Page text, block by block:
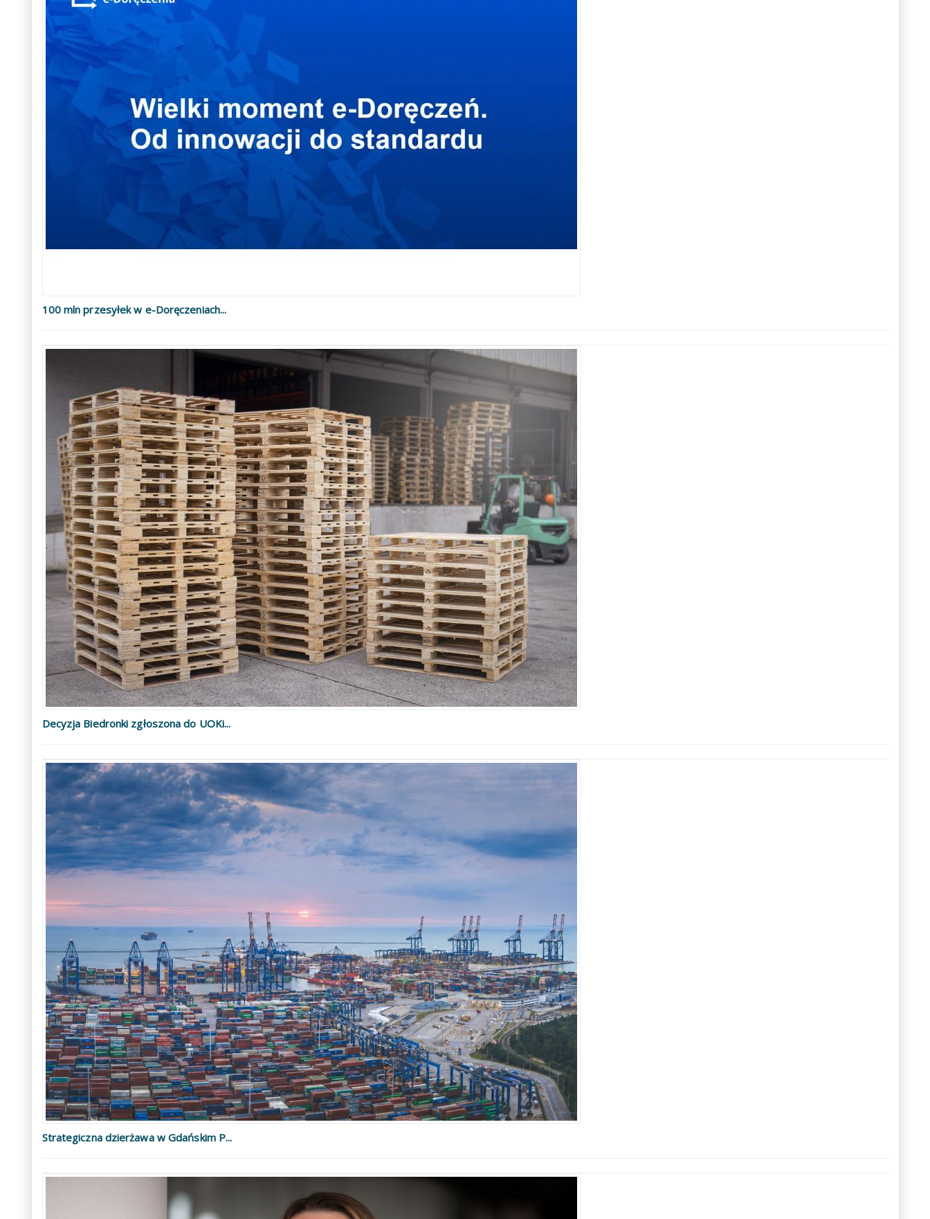
100 mln przesyłek w e-Doręczeniach...
Decyzja Biedronki zgłoszona do UOKi...
Strategiczna dzierżawa w Gdańskim P...